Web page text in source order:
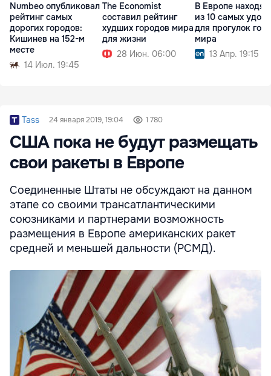
Numbeo опубликовал
рейтинг самых
дорогих городов:
Кишинев на 152-м
месте
14 Июл. 19:45
The Economist
составил рейтинг
худших городов мира
для жизни
28 Июн. 06:00
В Европе
из 10 самых
для прогулок
мира
13 Апр. 19:15
Tass 24 января 2019, 19:04 1 780
США пока не будут размещать
свои ракеты в Европе
Соединенные Штаты не обсуждают на данном
этапе со своими трансатлантическими
союзниками и партнерами возможность
размещения в Европе американских ракет
средней и меньшей дальности (РСМД).